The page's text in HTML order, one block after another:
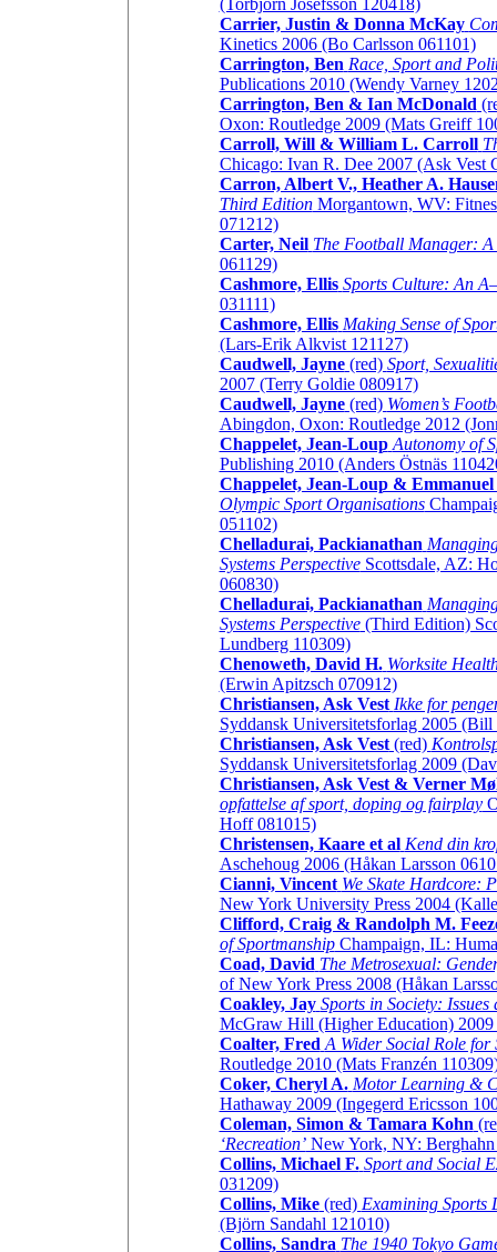
(Torbjörn Josefsson 120418)
Carrier, Justin & Donna McKay
Kinetics 2006 (Bo Carlsson 061101)
Carrington, Ben Race, Sport and
Publications 2010 (Wendy Varney
Carrington, Ben & Ian McDonald
Oxon: Routledge 2009 (Mats Greiff
Carroll, Will & William L. Carroll
Chicago: Ivan R. Dee 2007 (Ask Vest
Carron, Albert V., Heather A.
Third EditionMorgantown, WV:
071212)
Carter, Neil The Football Manager:
061129)
Cashmore, Ellis Sports Culture: An
031111)
Cashmore, Ellis Making Sense of
(Lars-Erik Alkvist 121127)
Caudwell, Jayne(red) Sport,
2007 (Terry Goldie 080917)
Caudwell, Jayne(red) Women’s
Abingdon, Oxon: Routledge 2012
Chappelet, Jean-Loup Autonomy of
Publishing 2010 (Anders Östnäs
Chappelet, Jean-Loup & Emmanuel
Olympic Sport Organisations
051102)
Chelladurai, Packianathan
Systems PerspectiveScottsdale, AZ:
060830)
Chelladurai, Packianathan
Systems Perspective(Third Edition)
Lundberg 110309)
Chenoweth, David H. Worksite
(Erwin Apitzsch 070912)
Christiansen, Ask Vest Ikke for
Syddansk Universitetsforlag 2005 (Bill
Christiansen, Ask Vest(red)
Syddansk Universitetsforlag 2009
Christiansen, Ask Vest & Verner
opfattelse af sport, doping og fairplay
Hoff 081015)
Christensen, Kaare et al Kend din
Aschehoug 2006 (Håkan Larsson
Cianni, Vincent We Skate Hardcore:
New York University Press 2004
Clifford, Craig & Randolph M.
of SportmanshipChampaign, IL:
Coad, David The Metrosexual:
of New York Press 2008 (Håkan
Coakley, Jay Sports in Society: Issues
McGraw Hill (Higher Education)
Coalter, Fred A Wider Social Role for
Routledge 2010 (Mats Franzén
Coker, Cheryl A. Motor Learning &
Hathaway 2009 (Ingegerd Ericsson
Coleman, Simon & Tamara Kohn
‘Recreation’New York, NY: Berghahn
Collins, Michael F. Sport and Social
031209)
Collins, Mike(red) Examining Sports
(Björn Sandahl 121010)
Collins, Sandra The 1940 Tokyo